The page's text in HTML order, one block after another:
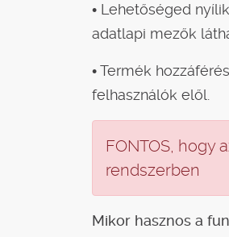
• Lehetőséged nyílik
adatlapi mezők
• Termék
felhasználók elől.
FONTOS, hogy
rendszerben
Mikor hasznos a